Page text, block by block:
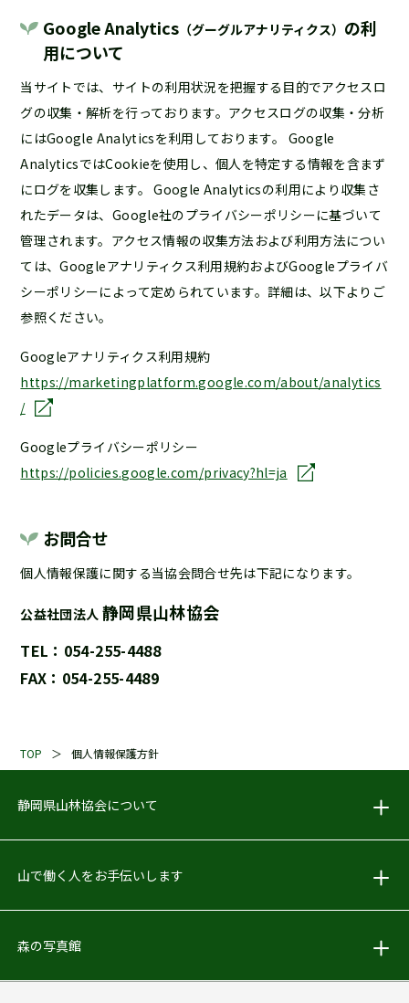
Google Analytics （グーグルアナリティクス） の利
用について
当サイトでは、サイトの利用状況を把握する目的でアクセスロ
グの収集・解析を行っております。アクセスログの収集・分析
にはGoogle Analyticsを利用しております。 Google
AnalyticsではCookieを使用し、個人を特定する情報を含まず
にログを収集します。 Google Analyticsの利用により収集さ
れたデータは、Google社のプライバシーポリシーに基づいて
管理されます。アクセス情報の収集方法および利用方法につい
ては、Googleアナリティクス利用規約およびGoogleプライバ
シーポリシーによって定められています。詳細は、以下よりご
参照ください。
Googleアナリティクス利用規約
https://marketingplatform.google.com/about/analytics
/
Googleプライバシーポリシー
https://policies.google.com/privacy?hl=ja
お問合せ
個人情報保護に関する当協会問合せ先は下記になります。
公益社団法人 静岡県山林協会
TEL：054-255-4488
FAX：054-255-4489
TOP 個人情報保護方針
静岡県山林協会について
山で働く人をお手伝いします
森の写真館